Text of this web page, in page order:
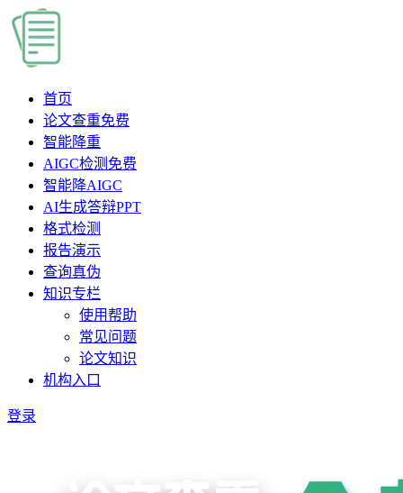
首页
论文查重免费
智能降重
AIGC检测 免费
智能降AIGC
AI生成答辩PPT
格式检测
报告演示
查询真伪
知识专栏
使用帮助
常见问题
论文知识
机构入口
登录